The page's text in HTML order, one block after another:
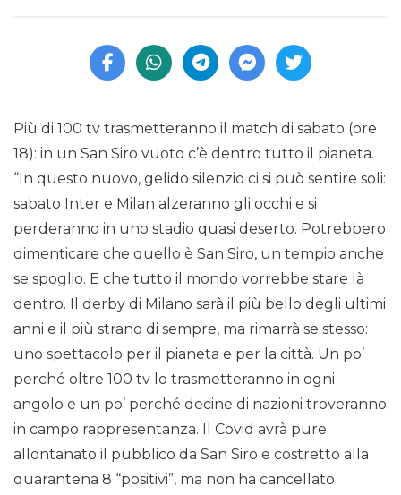
Più di 100 tv trasmetteranno il match di sabato (ore
18): in un San Siro vuoto c’è dentro tutto il pianeta.
“In questo nuovo, gelido silenzio ci si può sentire soli:
sabato Inter e Milan alzeranno gli occhi e si
perderanno in uno stadio quasi deserto. Potrebbero
dimenticare che quello è San Siro, un tempio anche
se spoglio. E che tutto il mondo vorrebbe stare là
dentro. Il derby di Milano sarà il più bello degli ultimi
anni e il più strano di sempre, ma rimarrà se stesso:
uno spettacolo per il pianeta e per la città. Un po’
perché oltre 100 tv lo trasmetteranno in ogni
angolo e un po’ perché decine di nazioni troveranno
in campo rappresentanza. Il Covid avrà pure
allontanato il pubblico da San Siro e costretto alla
quarantena 8 “positivi”, ma non ha cancellato